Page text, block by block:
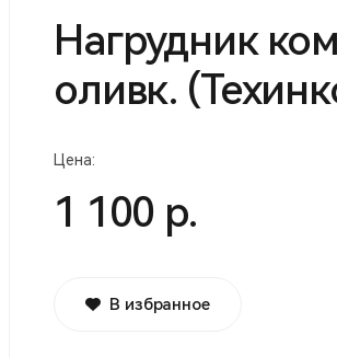
Нагрудник
оливк.
Цена:
1 100 р.
В избранное